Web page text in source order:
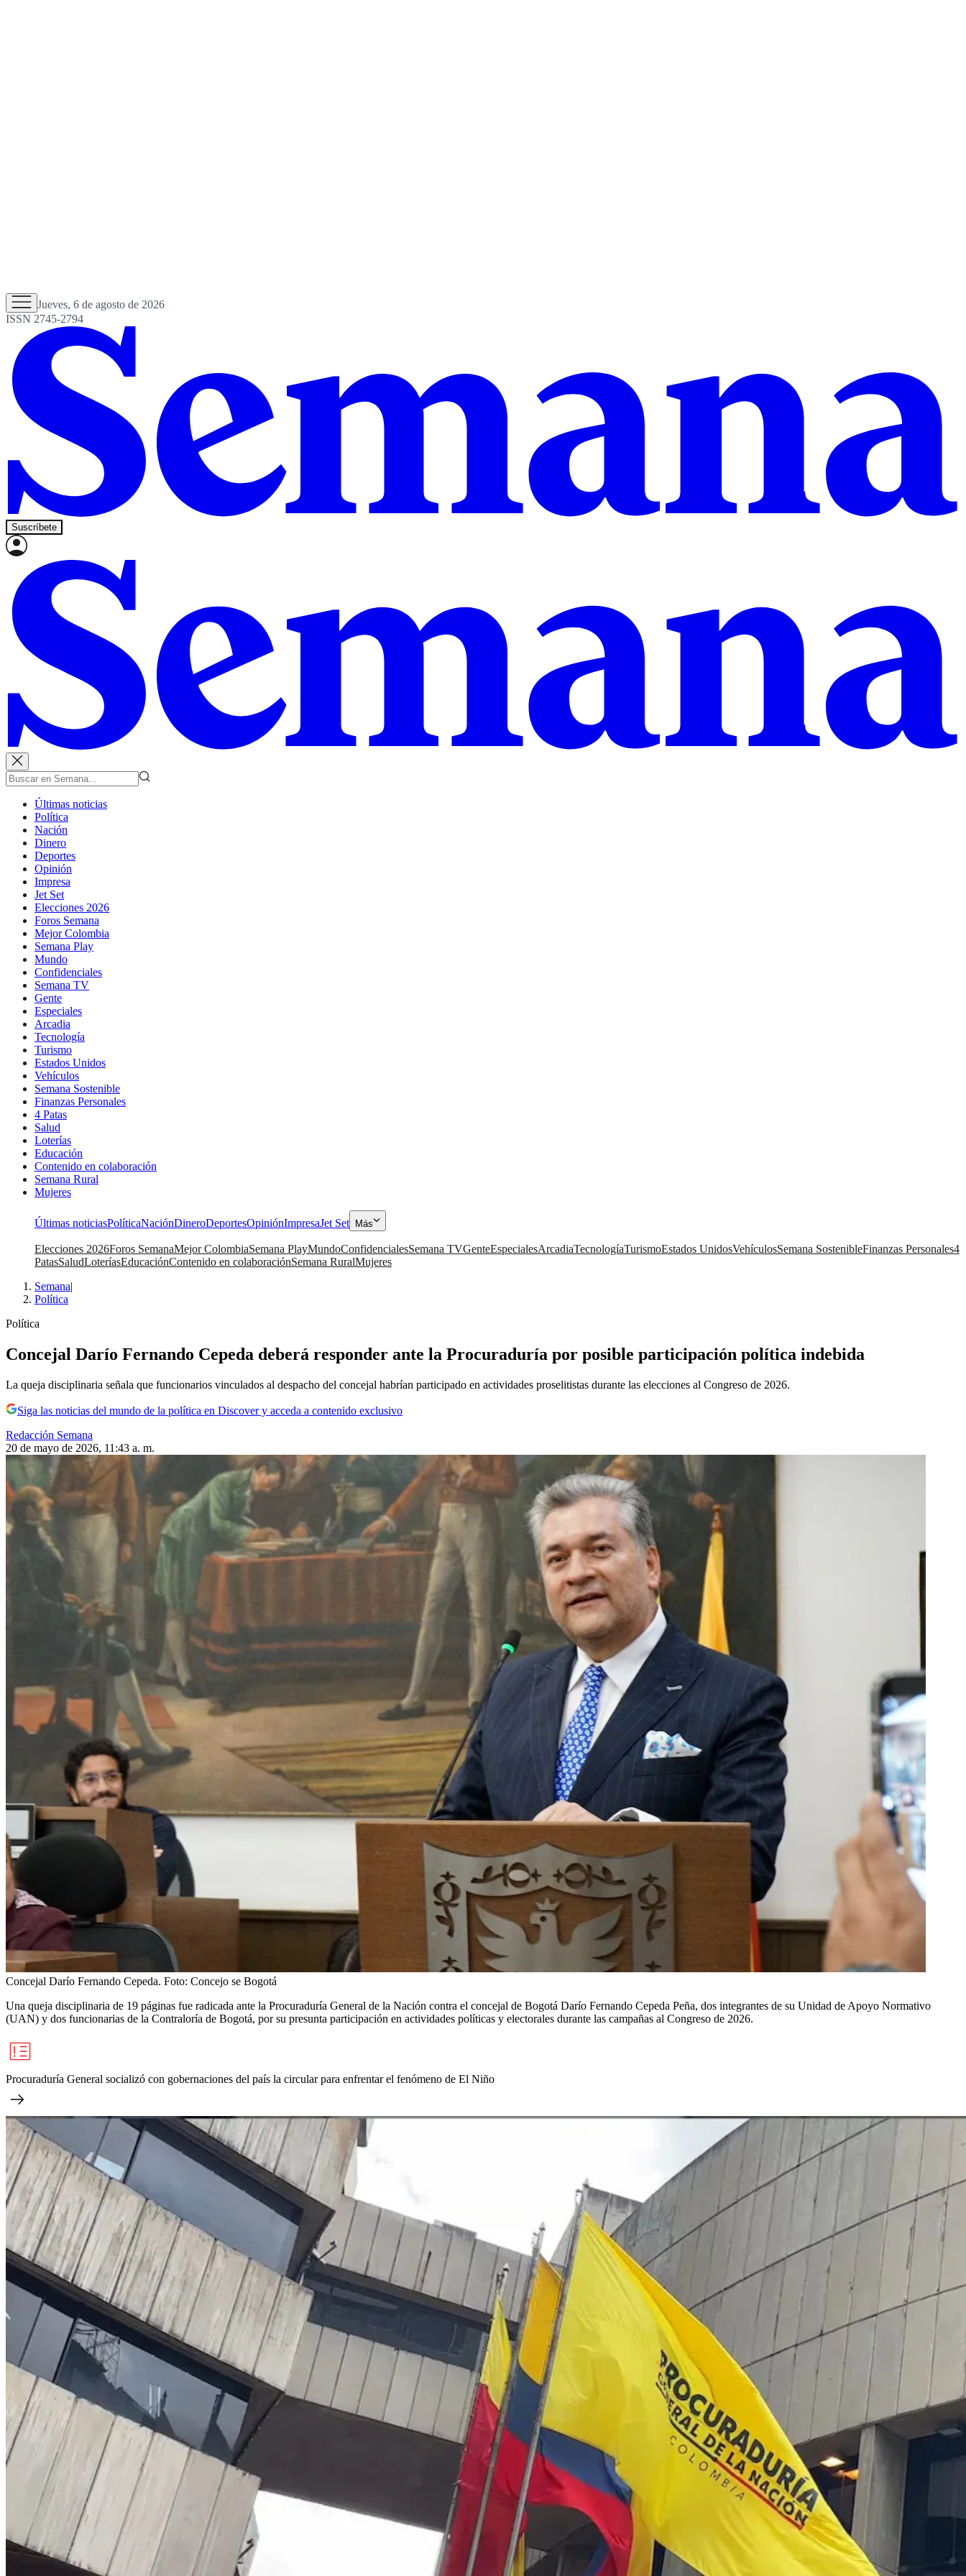
Jueves, 6 de agosto de 2026
ISSN 2745-2794
Suscríbete
Últimas noticias
Política
Nación
Dinero
Deportes
Opinión
Impresa
Jet Set
Elecciones 2026
Foros Semana
Mejor Colombia
Semana Play
Mundo
Confidenciales
Semana TV
Gente
Especiales
Arcadia
Tecnología
Turismo
Estados Unidos
Vehículos
Semana Sostenible
Finanzas Personales
4 Patas
Salud
Loterías
Educación
Contenido en colaboración
Semana Rural
Mujeres
Últimas noticiasPolíticaNaciónDineroDeportesOpiniónImpresaJet Set Más
Elecciones 2026Foros SemanaMejor ColombiaSemana PlayMundoConfidencialesSemana TVGenteEspecialesArcadiaTecnologíaTurismoEstados UnidosVehículosSemana SostenibleFinanzas Personales4
PatasSaludLoteríasEducaciónContenido en colaboraciónSemana RuralMujeres
Semana|
Política
Política
Concejal Darío Fernando Cepeda deberá responder ante la Procuraduría por posible participación política indebida
La queja disciplinaria señala que funcionarios vinculados al despacho del concejal habrían participado en actividades proselitistas durante las elecciones al Congreso de 2026.
Siga las noticias del mundo de la política en Discover y acceda a contenido exclusivo
Redacción Semana
20 de mayo de 2026, 11:43 a. m.
Concejal Darío Fernando Cepeda. Foto: Concejo se Bogotá
Una queja disciplinaria de 19 páginas fue radicada ante la Procuraduría General de la Nación contra el concejal de Bogotá Darío Fernando Cepeda Peña, dos integrantes de su Unidad de Apoyo Normativo
(UAN) y dos funcionarias de la Contraloría de Bogotá, por su presunta participación en actividades políticas y electorales durante las campañas al Congreso de 2026.
Procuraduría General socializó con gobernaciones del país la circular para enfrentar el fenómeno de El Niño